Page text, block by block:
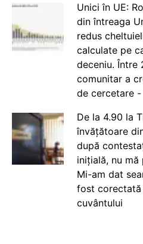
Unici în UE:
din întreaga
redus
calculate pe
deceniu. Între
comunitar a
de cercetare
De la 4.90 la
învățătoare
după
inițială, nu
Mi-am dat
fost corectată
cuvântului